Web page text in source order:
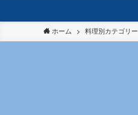
ホーム 料理別カテゴリー